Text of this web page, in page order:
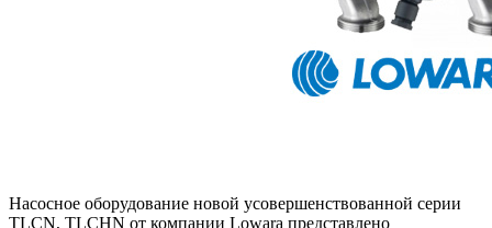
Насосное оборудование новой усовершенствованной серии
TLCN, TLCHN от компании Lowara представлено